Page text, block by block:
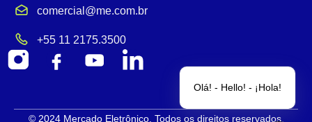
comercial@me.com.br
+55 11 2175.3500
© 2024 Mercado Eletrônico. Todos os direitos reservados.
Olá! - Hello! - ¡Hola!